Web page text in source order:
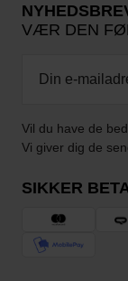
VÆR DEN
Vil du have de
Vi giver dig de
SIKKER